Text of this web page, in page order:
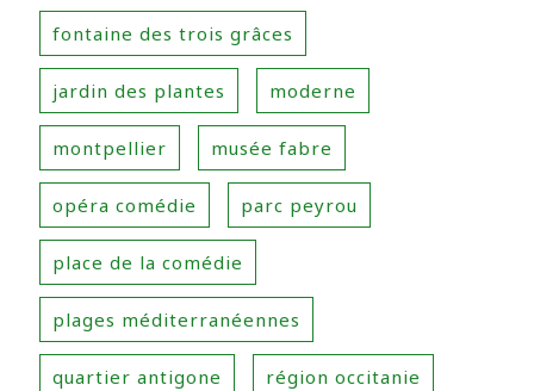
fontaine des trois grâces
jardin des plantes moderne
montpellier musée fabre
opéra comédie parc peyrou
place de la comédie
plages méditerranéennes
quartier antigone région occitanie